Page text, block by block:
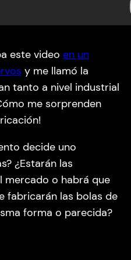
este video en un
y me llamó la
tanto a nivel industrial
me sorprenden
decide uno
¿Estarán las
mercado o habrá que
fabricarán las bolas de
forma o parecida?